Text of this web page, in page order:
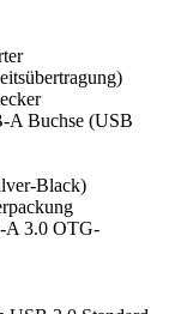
A Buchse (USB
Black)
A 3.0 OTG-